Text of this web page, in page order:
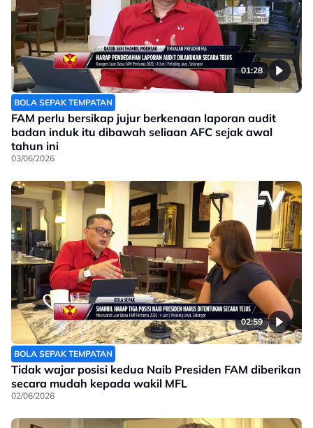
01:28
BOLA SEPAK TEMPATAN
FAM perlu bersikap jujur berkenaan laporan audit
badan induk itu dibawah seliaan AFC sejak awal
tahun ini
03/06/2026
02:59
BOLA SEPAK TEMPATAN
Tidak wajar posisi kedua Naib Presiden FAM diberikan
secara mudah kepada wakil MFL
02/06/2026